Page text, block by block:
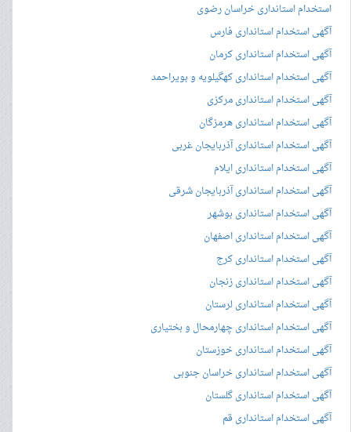
استخدام استانداری خراسان رضوی
آگهی استخدام استانداری فارس
آگهی استخدام استانداری کرمان
آگهی استخدام استانداری کهگیلویه و بویراحمد
آگهی استخدام استانداری مرکزی
آگهی استخدام استانداری هرمزگان
آگهی استخدام استانداری آذربایجان غربی
آگهی استخدام استانداری ایلام
آگهی استخدام استانداری آذربایجان شرقی
آگهی استخدام استانداری بوشهر
آگهی استخدام استانداری اصفهان
آگهی استخدام استانداری کرج
آگهی استخدام استانداری زنجان
آگهی استخدام استانداری لرستان
آگهی استخدام استانداری چهارمحال و بختیاری
آگهی استخدام استانداری خوزستان
آگهی استخدام استانداری خراسان جنوبی
آگهی استخدام استانداری گلستان
آگهی استخدام استانداری قم